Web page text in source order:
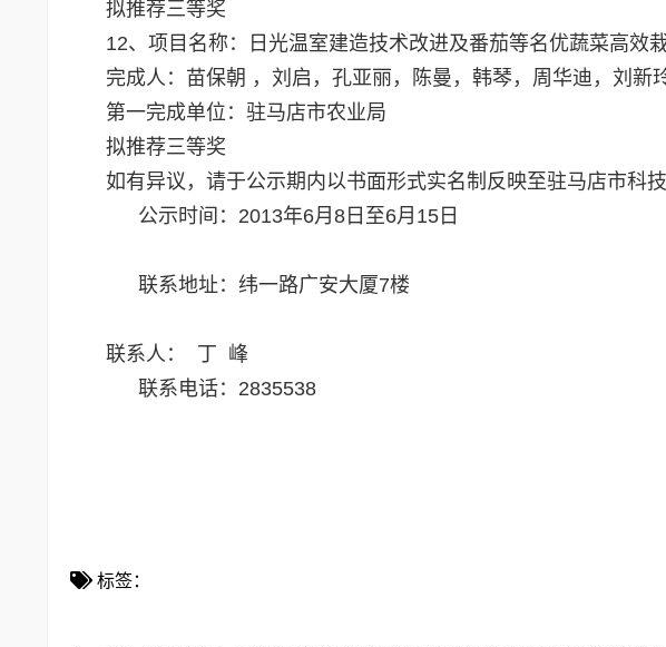
拟推荐三等奖
12、项目名称：日光温室建造技术改进及番茄等名优蔬菜高效
完成人：苗保朝 ，刘启，孔亚丽，陈曼，韩琴，周华迪，刘新
第一完成单位：驻马店市农业局
拟推荐三等奖
如有异议，请于公示期内以书面形式实名制反映至驻马店市科
公示时间：2013年6月8日至6月15日
联系地址：纬一路广安大厦7楼
联系人： 丁 峰
联系电话：2835538
标签：